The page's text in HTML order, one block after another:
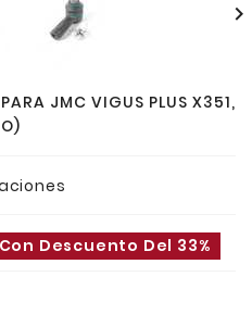

JMC VIGUS PLUS X351,
Descuento Del 33%